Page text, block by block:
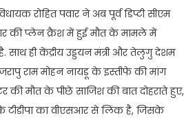
विधायक रोहित पवार ने अब पूर्व डिप्टी सीएम
की प्लेन क्रैश में हुई मौत के मामले में
साथ ही केंद्रीय उड्डयन मंत्री और तेलुगु देशम
राम मोहन नायडू के इस्तीफे की मांग
की मौत के पीछे साजिश की बात दोहराते हुए,
टीडीपा का वीएसआर से लिंक है, जिसके